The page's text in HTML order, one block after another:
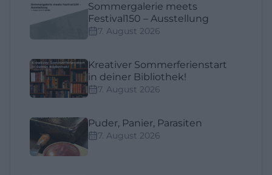
Sommergalerie meets
Festival150 – Ausstellung
7. August 2026
Kreativer Sommerferienstart
in deiner Bibliothek!
7. August 2026
Puder, Panier, Parasiten
7. August 2026